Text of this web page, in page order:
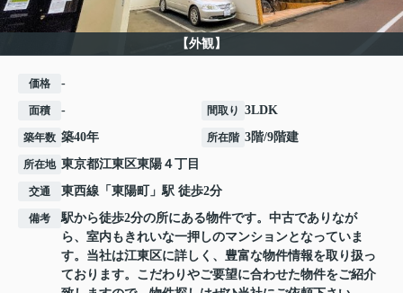
【外観】
価格 -
面積 - 間取り 3LDK
築年数 築40年 所在階 3階/9階建
所在地 東京都江東区東陽 ４丁目
交通 東西線 「 東陽町 」駅 徒歩2分
備考
駅から徒歩2分の所にある物件です。中古でありなが
ら、室内もきれいな一押しのマンションとなっていま
す。当社は江東区に詳しく、豊富な物件情報を取り扱っ
ております。こだわりやご要望に合わせた物件をご紹介